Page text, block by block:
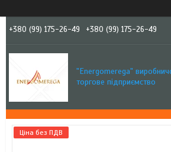
+380 (99) 175-26-49 +380 (99) 175-26-49
"Еnergomerega"
торгове підприємство
Ціна без ПДВ